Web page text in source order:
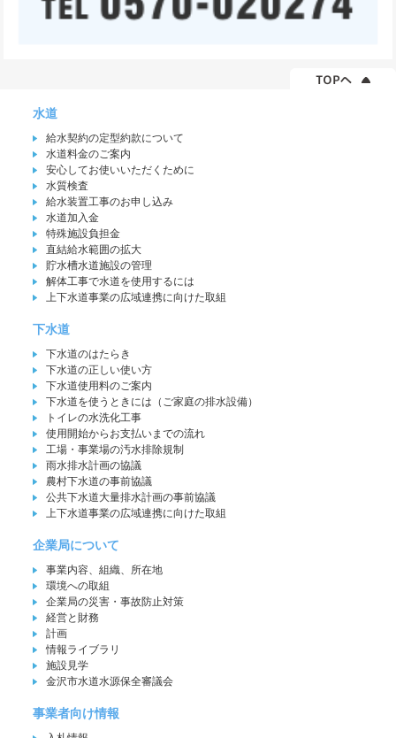
水道
給水契約の定型約款について
水道料金のご案内
安心してお使いいただくために
水質検査
給水装置工事のお申し込み
水道加入金
特殊施設負担金
直結給水範囲の拡大
貯水槽水道施設の管理
解体工事で水道を使用するには
上下水道事業の広域連携に向けた取組
下水道
下水道のはたらき
下水道の正しい使い方
下水道使用料のご案内
下水道を使うときには（ご家庭の排水設備）
トイレの水洗化工事
使用開始からお支払いまでの流れ
工場・事業場の汚水排除規制
雨水排水計画の協議
農村下水道の事前協議
公共下水道大量排水計画の事前協議
上下水道事業の広域連携に向けた取組
企業局について
事業内容、組織、所在地
環境への取組
企業局の災害・事故防止対策
経営と財務
計画
情報ライブラリ
施設見学
金沢市水道水源保全審議会
事業者向け情報